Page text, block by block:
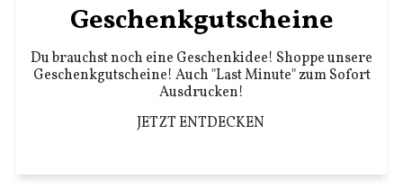
Geschenkgutscheine
Du brauchst noch eine Geschenkidee! Shoppe unsere
Geschenkgutscheine! Auch "Last Minute" zum Sofort
Ausdrucken!
JETZT ENTDECKEN